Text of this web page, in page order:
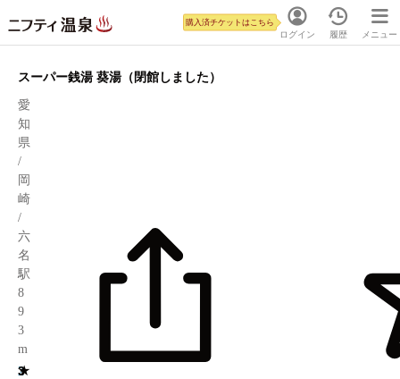
ログイン
購入済チケットはこちら
履歴 メニュー
スーパー銭湯 葵湯（閉館しました）
愛
知
県
/
岡
崎
/
六
名
駅
8
9
3
m
★
3
2